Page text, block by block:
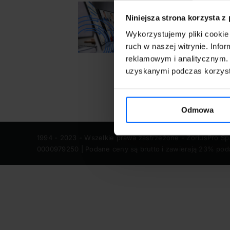
Niniejsza strona korzysta z
Wykorzystujemy pliki
ruch w naszej witrynie.
reklamowym i
uzyskanymi podczas
Odmowa
1994 - 2023 - Wszelkie prawa zastrzeżone - ZoriusPro
0000979250 | Podane ceny są brutto i zawierają 23%